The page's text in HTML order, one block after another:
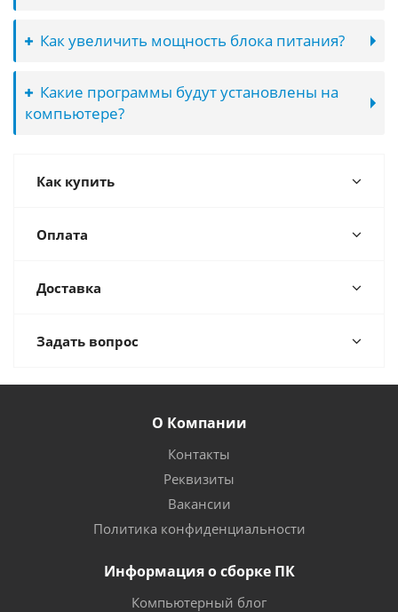
Как увеличить мощность блока питания?
Какие программы будут установлены на
компьютере?
Как купить
Оплата
Доставка
Задать вопрос
О Компании
Контакты
Реквизиты
Вакансии
Политика конфиденциальности
Информация о сборке ПК
Компьютерный блог